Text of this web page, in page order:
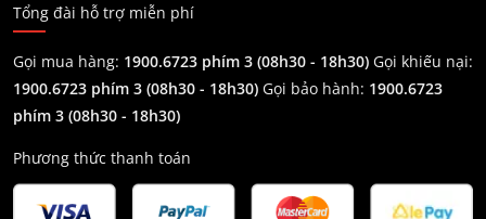
Tổng đài hỗ trợ miễn phí
Gọi mua hàng: 1900.6723 phím 3 (08h30 - 18h30) Gọi khiếu nại:
1900.6723 phím 3 (08h30 - 18h30) Gọi bảo hành: 1900.6723
phím 3 (08h30 - 18h30)
Phương thức thanh toán